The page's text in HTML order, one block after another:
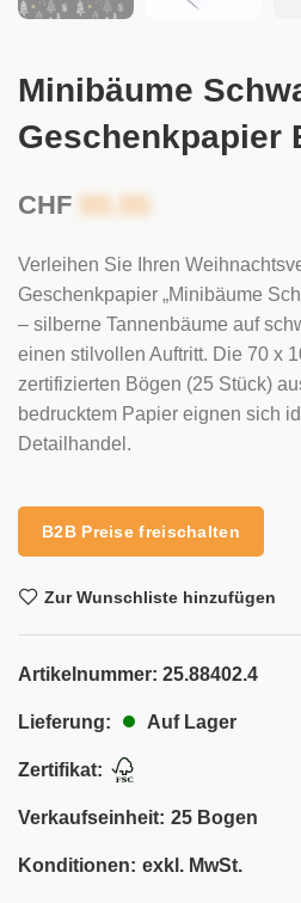
Minibäume
Geschenkpapier
CHF
Verleihen Sie Ihren
Geschenkpapier „Minibäume
– silberne Tannenbäume auf
einen stilvollen Auftritt. Die 70 x
zertifizierten Bögen (25 Stück)
bedrucktem Papier eignen sich
Detailhandel.
B2B Preise freischalten
Zur Wunschliste hinzufügen
Artikelnummer: 25.88402.4
Lieferung: Auf Lager
Zertifikat:
Verkaufseinheit: 25 Bogen
Konditionen: exkl. MwSt.